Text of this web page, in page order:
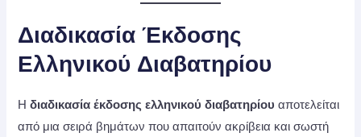
Διαδικασία Έκδοσης
Ελληνικού Διαβατηρίου
Ηδιαδικασία έκδοσης ελληνικού διαβατηρίου αποτελείται
από μια σειρά βημάτων που απαιτούν ακρίβεια και σωστή